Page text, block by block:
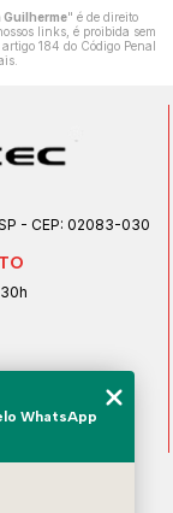
Guilherme" é de direito
links, é proibida sem
184 do Código Penal
.
- CEP: 02083-030
WhatsApp